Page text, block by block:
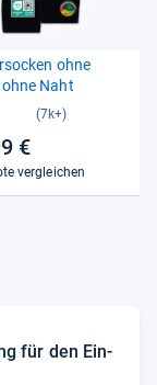
ohne
Naht
(7k+)
€
vergleichen
für den Ein­